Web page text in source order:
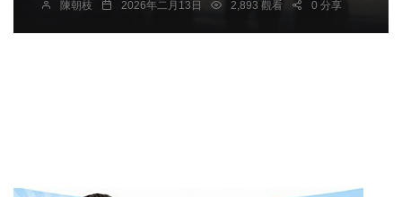
陳朝枝 2026年二月13日 2,893 觀看 0 分享